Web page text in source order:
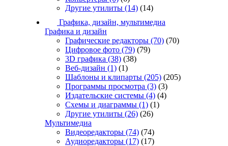
Другие утилиты (14) (14)
Графика, дизайн, мультимедиа
Графика и дизайн
Графические редакторы (70) (70)
Цифровое фото (79) (79)
3D графика (38) (38)
Веб-дизайн (1) (1)
Шаблоны и клипарты (205) (205)
Программы просмотра (3) (3)
Издательские системы (4) (4)
Схемы и диаграммы (1) (1)
Другие утилиты (26) (26)
Мультимедиа
Видеоредакторы (74) (74)
Аудиоредакторы (17) (17)